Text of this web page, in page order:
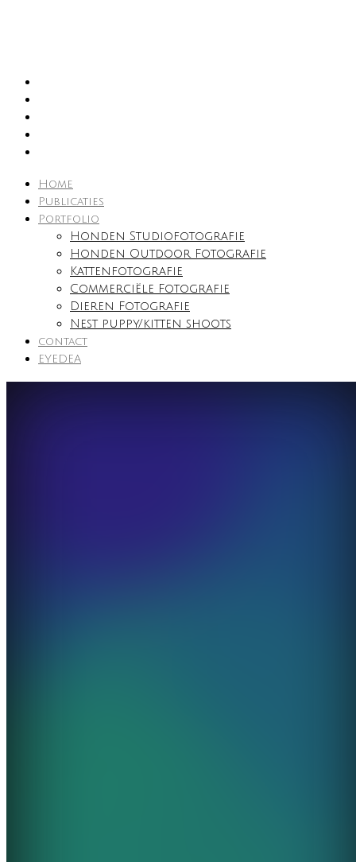
Home
Publicaties
Portfolio
Honden Studiofotografie
Honden Outdoor Fotografie
Kattenfotografie
Commerciële Fotografie
Dieren Fotografie
Nest puppy/kitten shoots
contact
EYEDEA